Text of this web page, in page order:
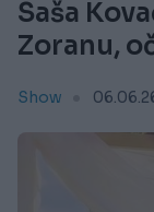
Saša
Zoranu,
Show